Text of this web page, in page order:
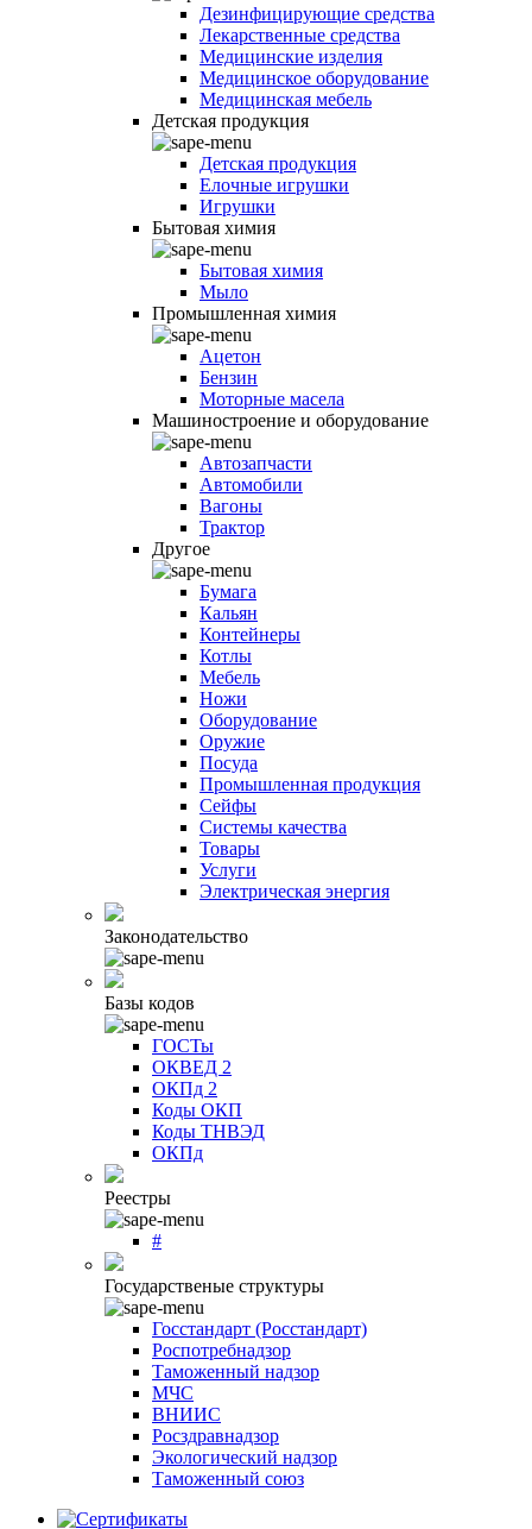
Дезинфицирующие средства
Лекарственные средства
Медицинские изделия
Медицинское оборудование
Медицинская мебель
Детская продукция
Детская продукция
Елочные игрушки
Игрушки
Бытовая химия
Бытовая химия
Мыло
Промышленная химия
Ацетон
Бензин
Моторные масела
Машиностроение и оборудование
Автозапчасти
Автомобили
Вагоны
Трактор
Другое
Бумага
Кальян
Контейнеры
Котлы
Мебель
Ножи
Оборудование
Оружие
Посуда
Промышленная продукция
Сейфы
Системы качества
Товары
Услуги
Электрическая энергия
Законодательство
Базы кодов
ГОСТы
ОКВЕД 2
ОКПд 2
Коды ОКП
Коды ТНВЭД
ОКПд
Реестры
#
Государственые структуры
Госстандарт (Росстандарт)
Роспотребнадзор
Таможенный надзор
МЧС
ВНИИС
Росздравнадзор
Экологический надзор
Таможенный союз